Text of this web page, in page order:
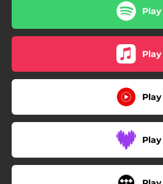
Play
Play
Play
Play